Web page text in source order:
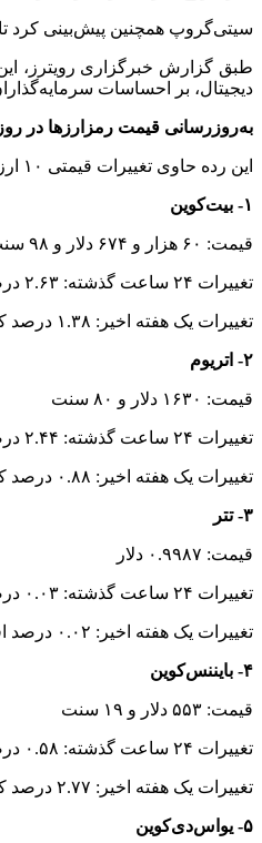
سیتی‌گروپ همچنین پیش‌بینی کرد تا
طبق گزارش خبرگزاری رویترز،
دیجیتال، بر احساسات
به‌روزرسانی قیمت رمزارزها در
این رده حاوی تغییرات قیمتی ۱۰ ارز دیجیتالی بزرگ از نظر ارزش بازار است.
۱- بیت‌کوین
قیمت: ۶۰ هزار و ۶۷۴ دلار و ۹۸ سنت
تغییرات ۲۴ ساعت گذشته: ۲.۶۳ درصد افزایش
تغییرات یک هفته اخیر: ۱.۳۸ درصد کاهش
۲- اتریوم
قیمت: ۱۶۳۰ دلار و ۸۰ سنت
تغییرات ۲۴ ساعت گذشته: ۲.۴۴ درصد افزایش
تغییرات یک هفته اخیر: ۰.۸۸ درصد کاهش
۳- تتر
قیمت: ۰.۹۹۸۷ دلار
تغییرات ۲۴ ساعت گذشته: ۰.۰۳ درصد افزایش
تغییرات یک هفته اخیر: ۰.۰۲ درصد افزایش
۴- بایننس‌کوین
قیمت: ۵۵۳ دلار و ۱۹ سنت
تغییرات ۲۴ ساعت گذشته: ۰.۵۸ درصد افزایش
تغییرات یک هفته اخیر: ۲.۷۷ درصد کاهش
۵- یواس‌دی‌کوین